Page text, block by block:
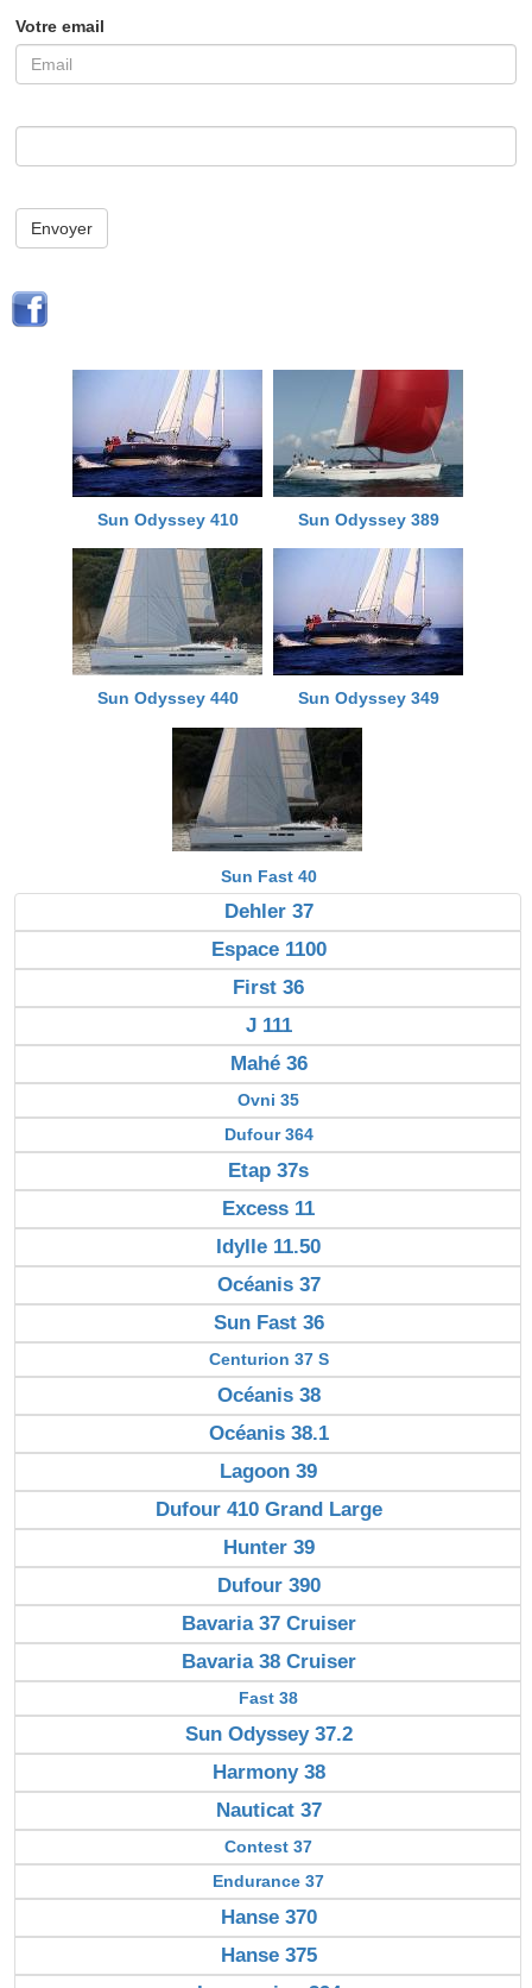
Votre email
Envoyer
Sun Odyssey 410 Sun Odyssey 389
Sun Odyssey 440 Sun Odyssey 349
Sun Fast 40
Dehler 37
Espace 1100
First 36
J 111
Mahé 36
Ovni 35
Dufour 364
Etap 37s
Excess 11
Idylle 11.50
Océanis 37
Sun Fast 36
Centurion 37 S
Océanis 38
Océanis 38.1
Lagoon 39
Dufour 410 Grand Large
Hunter 39
Dufour 390
Bavaria 37 Cruiser
Bavaria 38 Cruiser
Fast 38
Sun Odyssey 37.2
Harmony 38
Nauticat 37
Contest 37
Endurance 37
Hanse 370
Hanse 375